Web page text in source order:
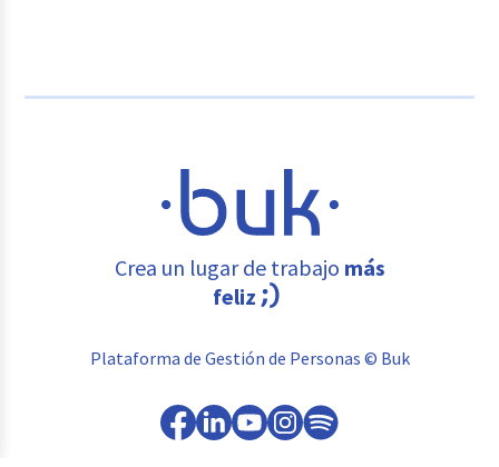
Crea un lugar de trabajo más
feliz
Plataforma de Gestión de Personas © Buk